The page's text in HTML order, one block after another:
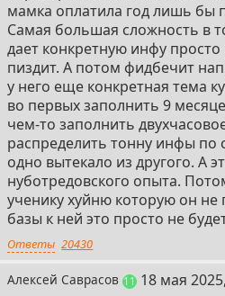
мамка оплатила год лишь бы
Самая большая сложность в
дает конкретную инфу просто
пиздит. А потом фидбечит
у него еще конкретная тема
во первых заполнить 9
чем-то заполнить
распределить тонну инфы по
одно вытекало из другого. А
нуботредовского опыта.
ученику хуйню которую он
базы к ней это просто не
Ответы 20430
Алексей Саврасов 11постов
25
18 мая